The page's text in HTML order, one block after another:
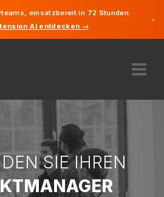
einsatzbereit in 72 Stunden.
AI entdecken →
×
Englisch
SIE IHREN